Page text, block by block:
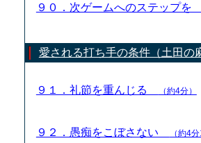
９０．次ゲームへのステップを
愛される打ち手の条件（土田の
９１．礼節を重んじる （約4分）
９２．愚痴をこぼさない （約4